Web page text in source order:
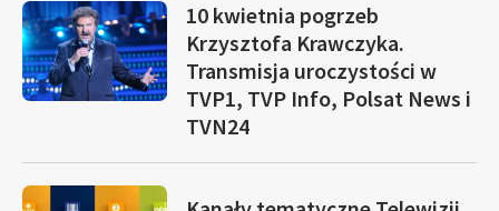
10 kwietnia pogrzeb
Krzysztofa Krawczyka.
Transmisja uroczystości w
TVP1, TVP Info, Polsat News i
TVN24